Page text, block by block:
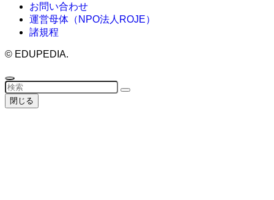
お問い合わせ
運営母体（NPO法人ROJE）
諸規程
© EDUPEDIA.
閉じる